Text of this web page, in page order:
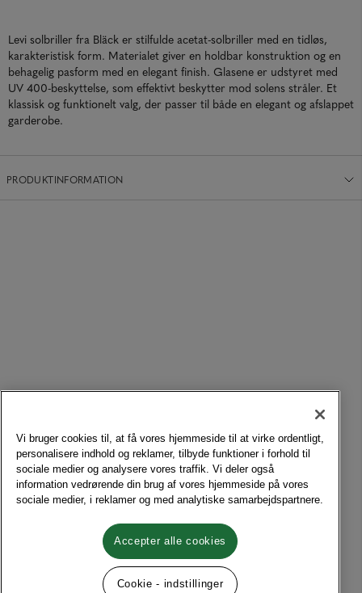
Levi solbriller fra Bläck er stilfulde acetat-solbriller med en tidløs,
karakteristisk form. Materialet giver en holdbar konstruktion og en
behagelig pasform med en elegant finish. Glasene er udstyret med
UV 400-beskyttelse, som effektivt beskytter mod solens stråler. Et
klassisk og funktionelt valg, der passer til både en elegant og afslappet
garderobe.
PRODUKTINFORMATION
Vi bruger cookies til, at få vores hjemmeside til at virke ordentligt,
personalisere indhold og reklamer, tilbyde funktioner i forhold til
sociale medier og analysere vores traffik. Vi deler også
information vedrørende din brug af vores hjemmeside på vores
sociale medier, i reklamer og med analytiske samarbejdspartnere.
Accepter alle cookies
Cookie - indstillinger